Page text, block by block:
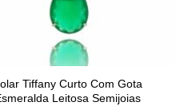
Tiffany Curto Com Gota
Leitosa Semijoias